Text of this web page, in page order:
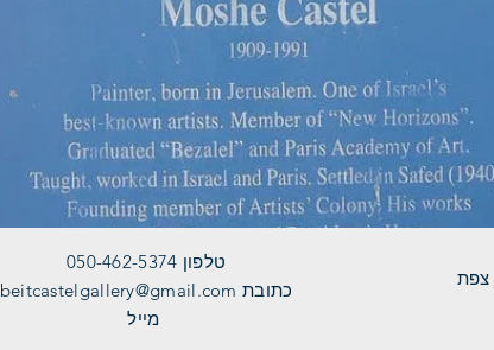
050-462-5374 טלפון
beitcastelgallery@gmail.com כתובת
מייל